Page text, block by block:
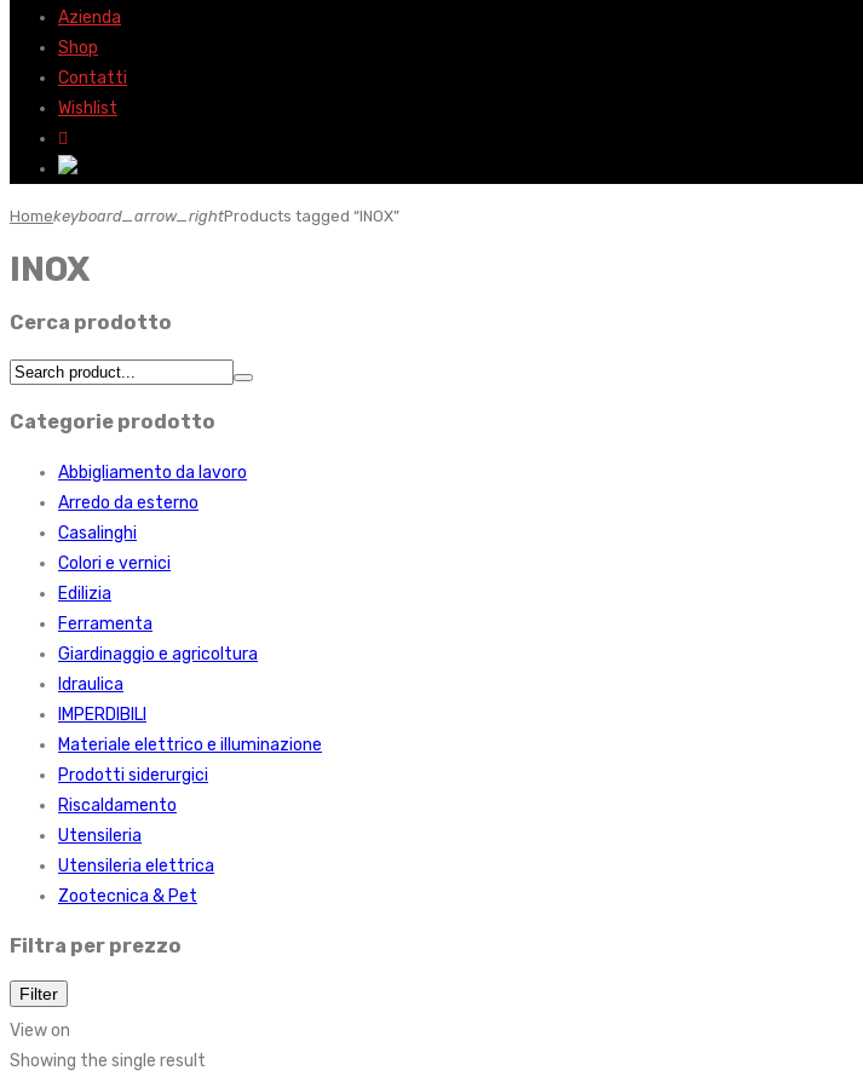
Azienda
Shop
Contatti
Wishlist
Homekeyboard_arrow_rightProducts tagged “INOX”
INOX
Cerca prodotto
Categorie prodotto
Abbigliamento da lavoro
Arredo da esterno
Casalinghi
Colori e vernici
Edilizia
Ferramenta
Giardinaggio e agricoltura
Idraulica
IMPERDIBILI
Materiale elettrico e illuminazione
Prodotti siderurgici
Riscaldamento
Utensileria
Utensileria elettrica
Zootecnica & Pet
Filtra per prezzo
Filter
View on
Showing the single result